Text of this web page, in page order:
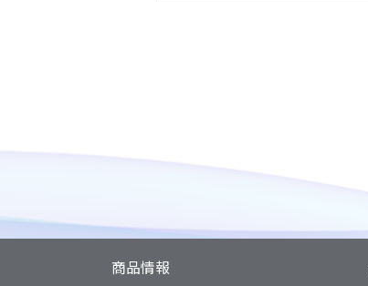
商品情報